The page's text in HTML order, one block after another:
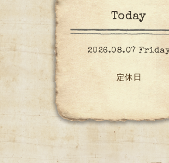
Today
2026.08.07
定休日